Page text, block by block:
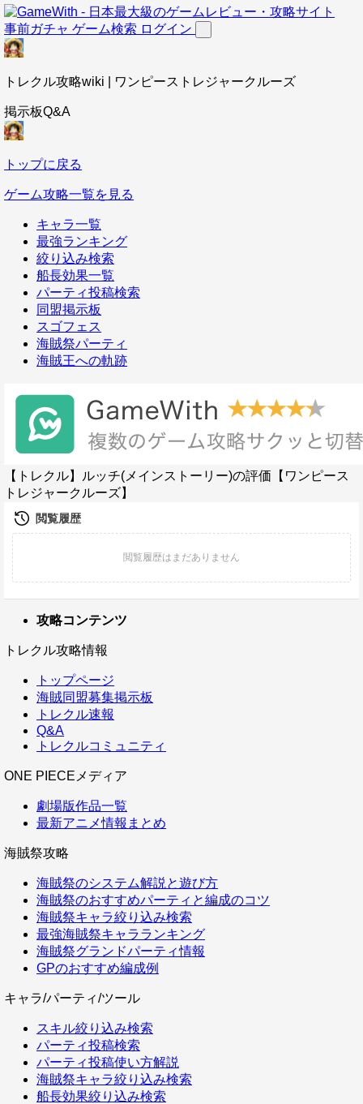
事前ガチャ ゲーム検索 ログイン
トレクル攻略wiki | ワンピーストレジャークルーズ
掲示板Q&A
トップに戻る
ゲーム攻略一覧を見る
キャラ一覧
最強ランキング
絞り込み検索
船長効果一覧
パーティ投稿検索
同盟掲示板
スゴフェス
海賊祭パーティ
海賊王への軌跡
【トレクル】ルッチ(メインストーリー)の評価【ワンピース
トレジャークルーズ】
攻略コンテンツ
トレクル攻略情報
トップページ
海賊同盟募集掲示板
トレクル速報
Q&A
トレクルコミュニティ
ONE PIECEメディア
劇場版作品一覧
最新アニメ情報まとめ
海賊祭攻略
海賊祭のシステム解説と遊び方
海賊祭のおすすめパーティと編成のコツ
海賊祭キャラ絞り込み検索
最強海賊祭キャラランキング
海賊祭グランドパーティ情報
GPのおすすめ編成例
キャラ/パーティ/ツール
スキル絞り込み検索
パーティ投稿検索
パーティ投稿使い方解説
海賊祭キャラ絞り込み検索
船長効果絞り込み検索